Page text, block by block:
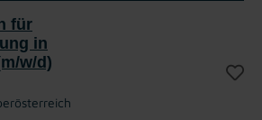
für
in
w/d)